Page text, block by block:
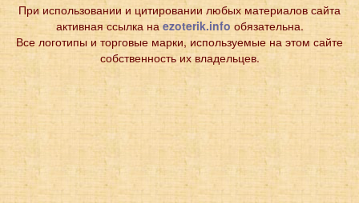
При использовании и цитировании любых материалов сайта
активная ссылка на ezoterik.info обязательна.
Все логотипы и торговые марки, используемые на этом сайте
собственность их владельцев.